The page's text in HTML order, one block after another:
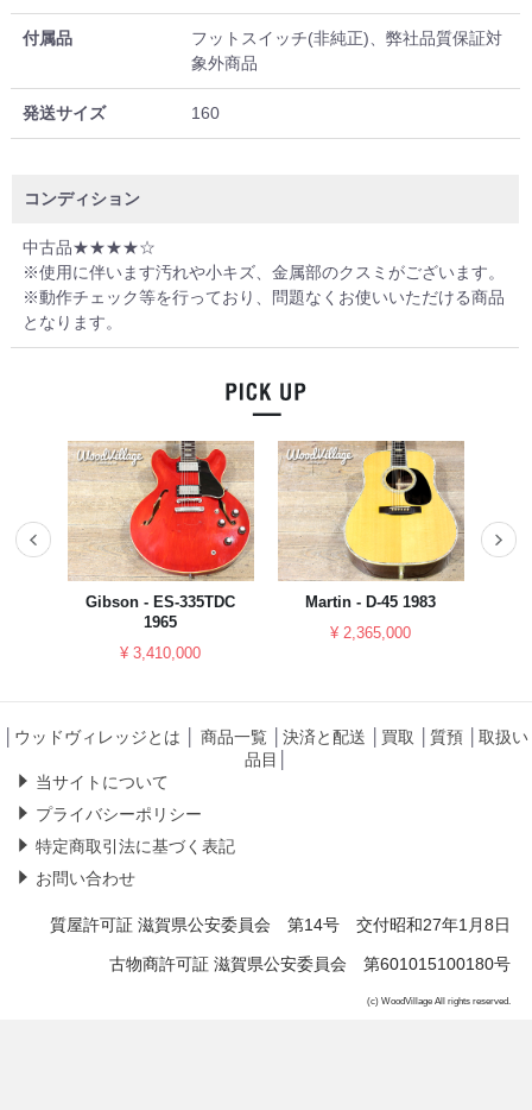
付属品
フットスイッチ(非純正)、弊社品質保証対
象外商品
発送サイズ 160
コンディション
中古品★★★★☆
※使用に伴います汚れや小キズ、金属部のクスミがございます。
※動作チェック等を行っており、問題なくお使いいただける商品
となります。
Gibson - ES-335TDC
1965
¥ 3,410,000
Martin - D-45 1983
¥ 2,365,000
ウッドヴィレッジとは 商品一覧 決済と配送 買取 質預
取扱い
品目
当サイトについて
プライバシーポリシー
特定商取引法に基づく表記
お問い合わせ
質屋許可証 滋賀県公安委員会 第14号 交付昭和27年1月8日
古物商許可証 滋賀県公安委員会 第601015100180号
(c) WoodVillage All rights reserved.